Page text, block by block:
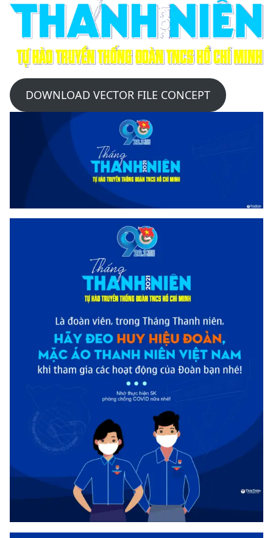
DOWNLOAD VECTOR FILE CONCEPT